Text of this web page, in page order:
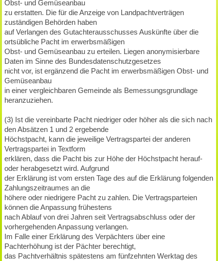
Obst- und Gemüseanbau
zu erstatten. Die für die Anzeige von Landpachtverträgen
zuständigen Behörden haben
auf Verlangen des Gutachterausschusses Auskünfte über die
ortsübliche Pacht im erwerbsmäßigen
Obst- und Gemüseanbau zu erteilen. Liegen anonymisierbare
Daten im Sinne des Bundesdatenschutzgesetzes
nicht vor, ist ergänzend die Pacht im erwerbsmäßigen Obst- und
Gemüseanbau
in einer vergleichbaren Gemeinde als Bemessungsgrundlage
heranzuziehen.
(3) Ist die vereinbarte Pacht niedriger oder höher als die sich nach
den Absätzen 1 und 2 ergebende
Höchstpacht, kann die jeweilige Vertragspartei der anderen
Vertragspartei in Textform
erklären, dass die Pacht bis zur Höhe der Höchstpacht herauf-
oder herabgesetzt wird. Aufgrund
der Erklärung ist vom ersten Tage des auf die Erklärung folgenden
Zahlungszeitraumes an die
höhere oder niedrigere Pacht zu zahlen. Die Vertragsparteien
können die Anpassung frühestens
nach Ablauf von drei Jahren seit Vertragsabschluss oder der
vorhergehenden Anpassung verlangen.
Im Falle einer Erklärung des Verpächters über eine
Pachterhöhung ist der Pächter berechtigt,
das Pachtverhältnis spätestens am fünfzehnten Werktag des